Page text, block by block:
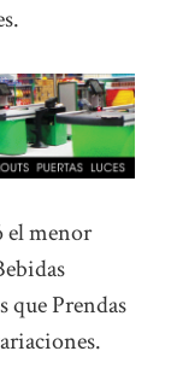
el menor
que Prendas